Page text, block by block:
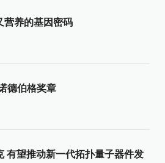
营养的基因密码
德伯格奖章
有望推动新一代拓扑量子器件发